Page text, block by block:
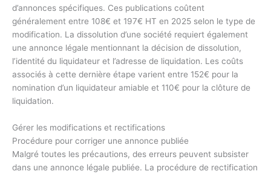
d’annonces spécifiques. Ces publications coûtent
généralement entre 108€ et 197€ HT en 2025 selon le type de
modification. La dissolution d’une société requiert également
une annonce légale mentionnant la décision de dissolution,
l’identité du liquidateur et l’adresse de liquidation. Les coûts
associés à cette dernière étape varient entre 152€ pour la
nomination d’un liquidateur amiable et 110€ pour la clôture de
liquidation.
Gérer les modifications et rectifications
Procédure pour corriger une annonce publiée
Malgré toutes les précautions, des erreurs peuvent subsister
dans une annonce légale publiée. La procédure de rectification